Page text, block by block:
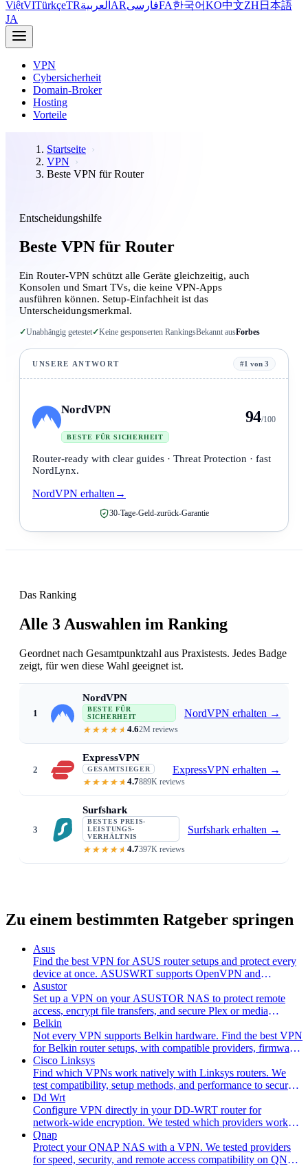
ViệtVITürkçeTRالعربية ARفارسیFA한국어KO中文ZH 日本語
JA
VPN
Cybersicherheit
Domain-Broker
Hosting
Vorteile
Startseite
VPN
Beste VPN für Router
Entscheidungshilfe
Beste VPN für Router
Ein Router-VPN schützt alle Geräte gleichzeitig, auch
Konsolen und Smart TVs, die keine VPN-Apps
ausführen können. Setup-Einfachheit ist das
Unterscheidungsmerkmal.
✓Unabhängig getestet✓Keine gesponserten RankingsBekannt ausForbes
UNSERE ANTWORT #1 von 3
NordVPN
BESTE FÜR SICHERHEIT
94/100
Router-ready with clear guides · Threat Protection · fast
NordLynx.
NordVPN erhalten →
30-Tage-Geld-zurück-Garantie
Das Ranking
Alle 3 Auswahlen im Ranking
Geordnet nach Gesamtpunktzahl aus Praxistests. Jedes Badge
zeigt, für wen diese Wahl geeignet ist.
1
NordVPN
BESTE FÜR
SICHERHEIT
4.62M reviews
NordVPN erhalten →
2
ExpressVPN
GESAMTSIEGER
4.7889K reviews
ExpressVPN erhalten →
3
Surfshark
BESTES PREIS-
LEISTUNGS-
VERHÄLTNIS
4.7397K reviews
Surfshark erhalten →
Zu einem bestimmten Ratgeber springen
Asus
Find the best VPN for ASUS router setups and protect every
device at once. ASUSWRT supports OpenVPN and
WireGuard natively, no firmware flashing required.
Asustor
Set up a VPN on your ASUSTOR NAS to protect remote
access, encrypt file transfers, and secure Plex or media
streaming. We tested the top providers.
Belkin
Not every VPN supports Belkin hardware. Find the best VPN
for Belkin router setups, with compatible providers, firmware
tips, and full network coverage.
Cisco Linksys
Find which VPNs work natively with Linksys routers. We
test compatibility, setup methods, and performance to secure
your entire network.
Dd Wrt
Configure VPN directly in your DD-WRT router for
network-wide encryption. We tested which providers work
reliably on DD-WRT firmware.
Qnap
Protect your QNAP NAS with a VPN. We tested providers
for speed, security, and remote access compatibility on QNAP